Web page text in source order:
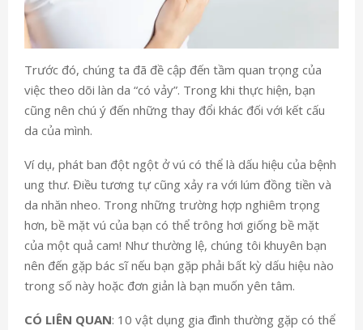
Trước đó, chúng ta đã đề cập đến tầm quan trọng của
việc theo dõi làn da “có vảy”. Trong khi thực hiện, bạn
cũng nên chú ý đến những thay đổi khác đối với kết cấu
da của mình.
Ví dụ, phát ban đột ngột ở vú có thể là dấu hiệu của bệnh
ung thư. Điều tương tự cũng xảy ra với lúm đồng tiền và
da nhăn nheo. Trong những trường hợp nghiêm trọng
hơn, bề mặt vú của bạn có thể trông hơi giống bề mặt
của một quả cam! Như thường lệ, chúng tôi khuyên bạn
nên đến gặp bác sĩ nếu bạn gặp phải bất kỳ dấu hiệu nào
trong số này hoặc đơn giản là bạn muốn yên tâm.
CÓ LIÊN QUAN: 10 vật dụng gia đình thường gặp có thể